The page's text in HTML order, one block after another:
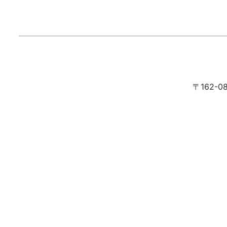
〒162-